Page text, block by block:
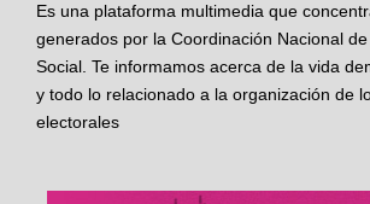
Es una plataforma multimedia que
generados por la Coordinación Nacional
Social. Te informamos acerca de la vida
y todo lo relacionado a la organización de
electorales